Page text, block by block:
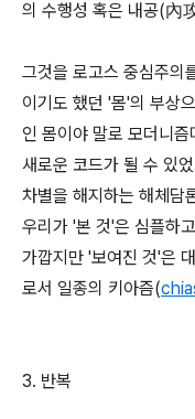
의 수행성 혹은 내공(內
그것을 로고스 중심주의
이기도 했던 '몸'의 부상
인 몸이야 말로 모더니
새로운 코드가 될 수 있
차별을 해지하는 해체담
우리가 '본 것'은 심플하
가깝지만 '보여진 것'은
로서 일종의 키아즘(
3. 반복